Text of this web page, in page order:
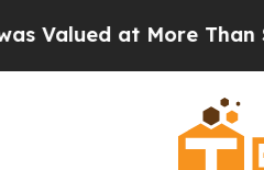
Than $1.3